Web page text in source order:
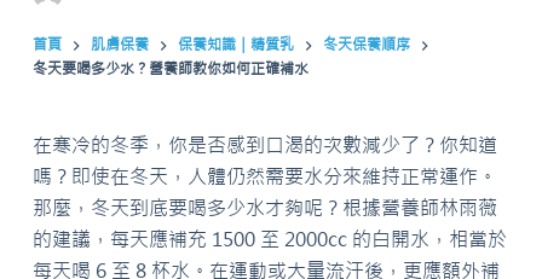
首頁 肌膚保養 保養知識｜精質乳
冬天保養順序
冬天要喝多少水？營養師教你如何正確補水
在寒冷的冬季，你是否感到口渴的次數減少了？你知道
嗎？即使在冬天，人體仍然需要水分來維持正常運作。
那麼，冬天到底要喝多少水才夠呢？根據營養師林雨薇
的建議，每天應補充 1500 至 2000cc 的白開水，相當於
每天喝 6 至 8 杯水。在運動或大量流汗後，更應額外補